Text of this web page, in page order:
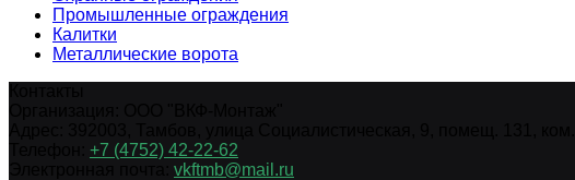
Промышленные ограждения
Калитки
Металлические ворота
+7 (4752) 42-22-62
vkftmb@mail.ru